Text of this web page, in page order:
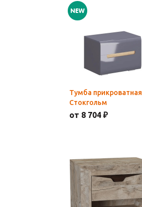
Тумба прикроватная
Стокгольм
от 8 704 ₽